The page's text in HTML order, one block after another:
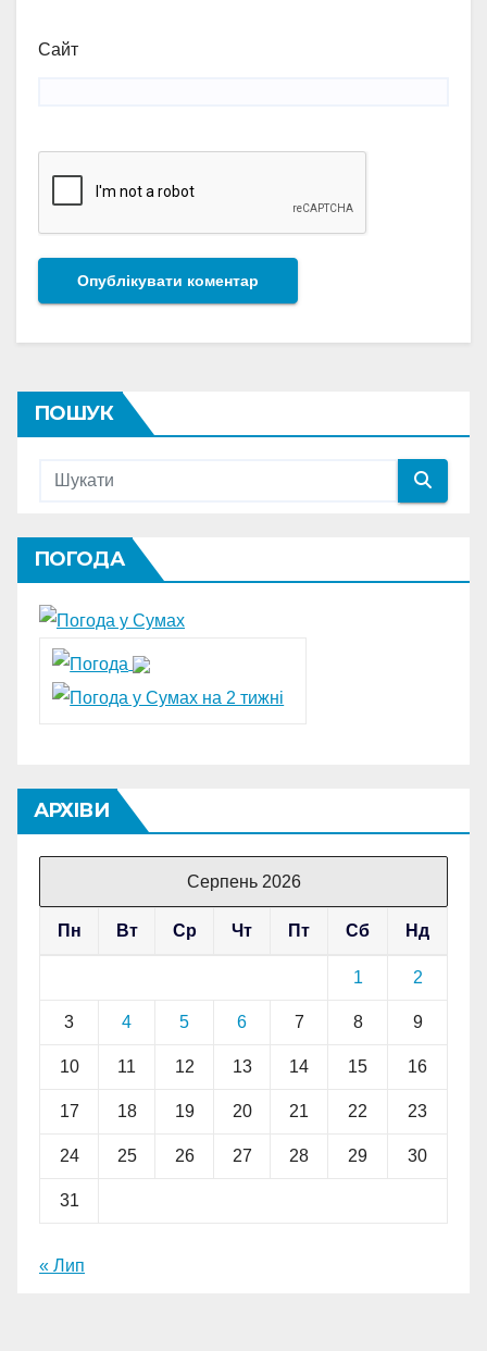
Сайт
ПОШУК
ПОГОДА
АРХІВИ
Серпень 2026
Пн Вт Ср Чт Пт Сб Нд
1 2
3 4 5 6 7 8 9
10 11 12 13 14 15 16
17 18 19 20 21 22 23
24 25 26 27 28 29 30
31
« Лип